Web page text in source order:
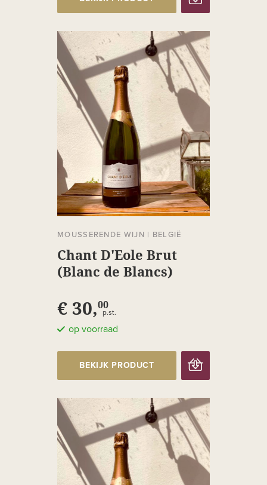
MOUSSERENDE WIJN | BELGIË
Chant D'Eole Brut
(Blanc de Blancs)
€ 30,00
p.st.
op voorraad
BEKIJK PRODUCT